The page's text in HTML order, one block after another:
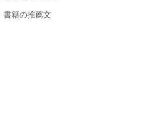
書籍の推薦文